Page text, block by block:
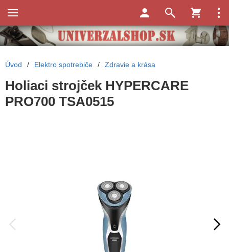
Úvod / Elektro spotrebiče / Zdravie a krása
Holiaci strojček HYPERCARE
PRO700 TSA0515